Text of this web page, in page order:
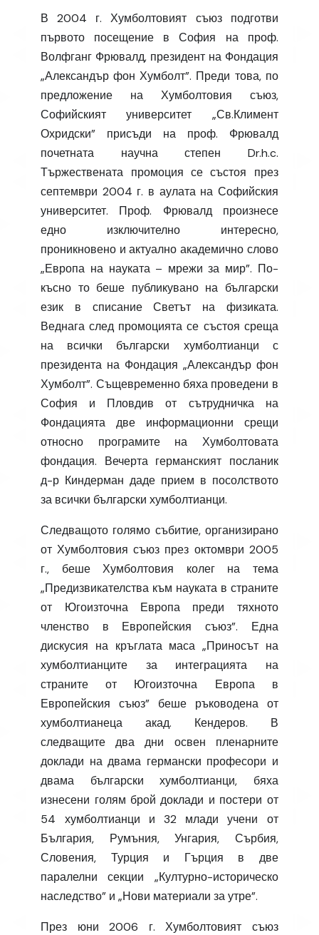
В 2004 г. Хумболтовият съюз подготви
първото посещение в София на проф.
Волфганг Фрювалд, президент на Фондация
„Александър фон Хумболт”. Преди това, по
предложение на Хумболтовия съюз,
Софийският университет „Св.Климент
Охридски” присъди на проф. Фрювалд
почетната научна степен Dr.h.c.
Тържествената промоция се състоя през
септември 2004 г. в аулата на Софийския
университет. Проф. Фрювалд произнесе
едно изключително интересно,
проникновено и актуално академично слово
„Европа на науката – мрежи за мир”. По-
късно то беше публикувано на български
език в списание Светът на физиката.
Веднага след промоцията се състоя среща
на всички български хумболтианци с
президента на Фондация „Александър фон
Хумболт”. Същевременно бяха проведени в
София и Пловдив от сътрудничка на
Фондацията две информационни срещи
относно програмите на Хумболтовата
фондация. Вечерта германският посланик
д-р Киндерман даде прием в посолството
за всички български хумболтианци.
Следващото голямо събитие, организирано
от Хумболтовия съюз през октомври 2005
г., беше Хумболтовия колег на тема
„Предизвикателства към науката в страните
от Югоизточна Европа преди тяхното
членство в Европейския съюз”. Една
дискусия на кръглата маса „Приносът на
хумболтианците за интеграцията на
страните от Югоизточна Европа в
Европейския съюз” беше ръководена от
хумболтианеца акад. Кендеров. В
следващите два дни освен пленарните
доклади на двама германски професори и
двама български хумболтианци, бяха
изнесени голям брой доклади и постери от
54 хумболтианци и 32 млади учени от
България, Румъния, Унгария, Сърбия,
Словения, Турция и Гърция в две
паралелни секции „Културно-историческо
наследство” и „Нови материали за утре”.
През юни 2006 г. Хумболтовият съюз